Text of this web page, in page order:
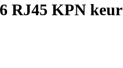
RJ45 KPN keur